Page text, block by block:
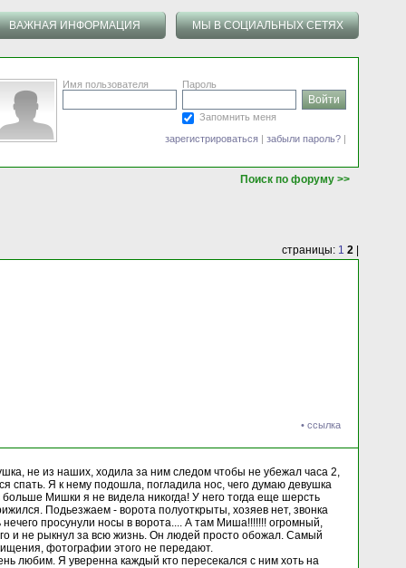
ВАЖНАЯ ИНФОРМАЦИЯ МЫ В СОЦИАЛЬНЫХ СЕТЯХ
Имя пользователя Пароль
Запомнить меня
зарегистрироваться | забыли пароль? |
Поиск по форуму >>
страницы: 1 2
• ссылка
не из наших, ходила за ним следом чтобы не убежал часа 2,
спать. Я к нему подошла, погладила нос, чего думаю девушка
Мишки я не видела никогда! У него тогда еще шерсть
Подьезжаем - ворота полуоткрыты, хозяев нет, звонка
нечего просунули носы в ворота.... А там Миша!!!!!!! огромный,
и не рыкнул за всю жизнь. Он людей просто обожал. Самый
фотографии этого не передают.
любим. Я уверенна каждый кто пересекался с ним хоть на